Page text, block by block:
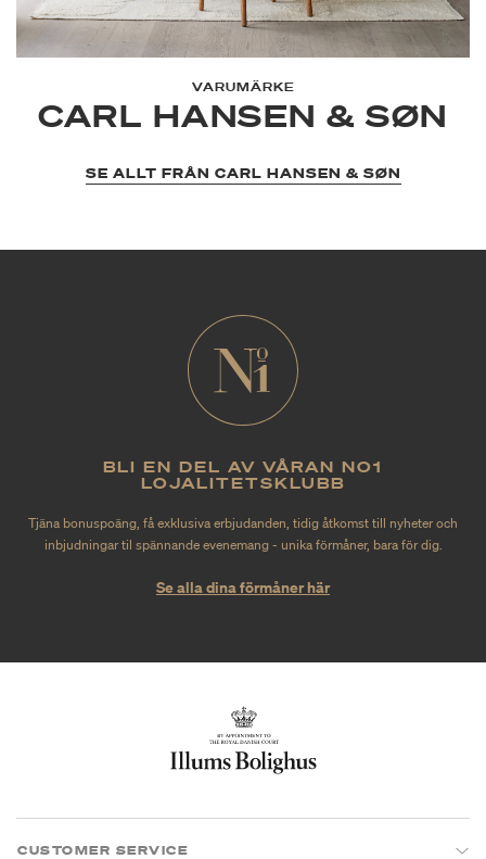
VARUMÄRKE
CARL HANSEN & SØN
SE ALLT FRÅN CARL HANSEN & SØN
BLI EN DEL AV VÅRAN NO1
LOJALITETSKLUBB
Tjäna bonuspoäng, få exklusiva erbjudanden, tidig åtkomst till nyheter och
inbjudningar til spännande evenemang - unika förmåner, bara för dig.
Se alla dina förmåner här
CUSTOMER SERVICE